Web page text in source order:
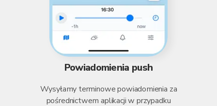
Powiadomienia push
Wysyłamy terminowe powiadomienia za
pośrednictwem aplikacji w przypadku